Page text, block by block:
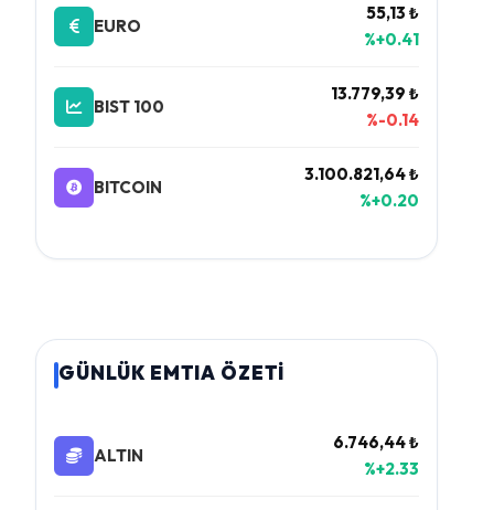
EURO
55,13 ₺
%+0.41
BIST 100
13.779,39 ₺
%-0.14
BITCOIN
3.100.821,64 ₺
%+0.20
GÜNLÜK EMTIA ÖZETİ
ALTIN
6.746,44 ₺
%+2.33